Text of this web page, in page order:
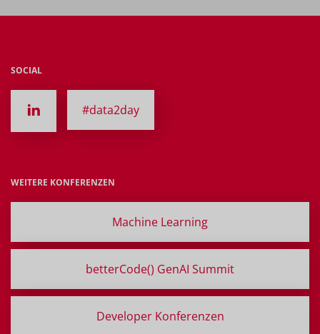
SOCIAL
#data2day
WEITERE KONFERENZEN
Machine Learning
betterCode() GenAI Summit
Developer Konferenzen